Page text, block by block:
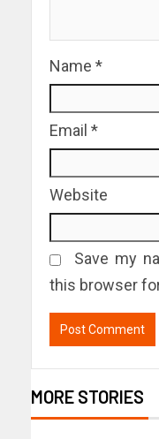
Name *
Email *
Website
Save my
this browser
MORE STORIES